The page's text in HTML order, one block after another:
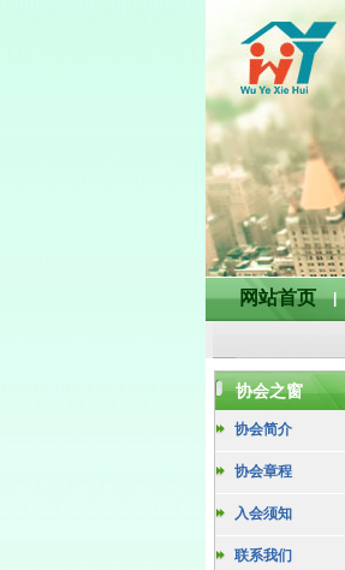
网站首页 |
协会之窗
协会简介
协会章程
入会须知
联系我们